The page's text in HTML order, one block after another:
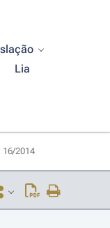
Lia
16/2014